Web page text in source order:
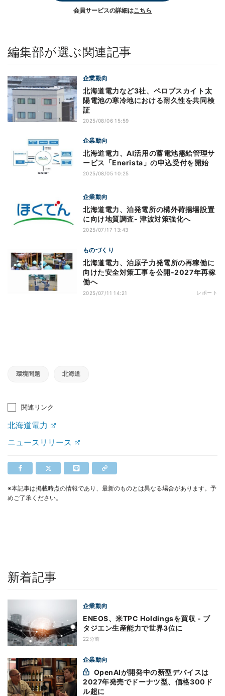
会員サービスの詳細はこちら
編集部が選ぶ関連記事
企業動向
北海道電力など3社、ペロブスカイト太
陽電池の寒冷地における耐久性を共同検
証
2025/08/06 15:59
企業動向
北海道電力、AI活用の蓄電池需給管理サ
ービス「Enerista」の申込受付を開始
2025/08/05 10:25
企業動向
北海道電力、泊発電所の構外荷揚場設置
に向け地質調査- 津波対策強化へ
2025/07/17 13:43
ものづくり
北海道電力、泊原子力発電所の再稼働に
向けた安全対策工事を公開‐2027年再稼
働へ
2025/07/11 14:21 レポート
環境問題 北海道
関連リンク
北海道電力
ニュースリリース
※本記事は掲載時点の情報であり、最新のものとは異なる場合があります。予
めご了承ください。
新着記事
企業動向
ENEOS、米TPC Holdingsを買収 - ブ
タジエン生産能力で世界3位に
22分前
企業動向
2027年発売でドーナツ型、価格300ド
ル超に